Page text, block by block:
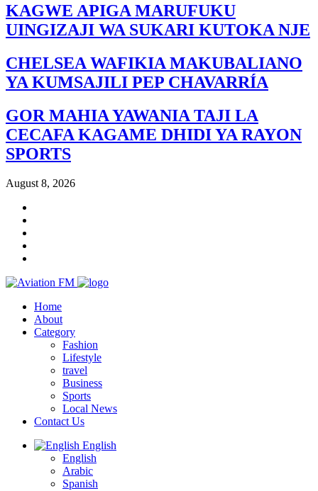
KAGWE APIGA MARUFUKU
UINGIZAJI WA SUKARI KUTOKA NJE
CHELSEA WAFIKIA MAKUBALIANO
YA KUMSAJILI PEP CHAVARRÍA
GOR MAHIA YAWANIA TAJI LA
CECAFA KAGAME DHIDI YA RAYON
SPORTS
August 8, 2026
Home
About
Category
Fashion
Lifestyle
travel
Business
Sports
Local News
Contact Us
English
English
Arabic
Spanish